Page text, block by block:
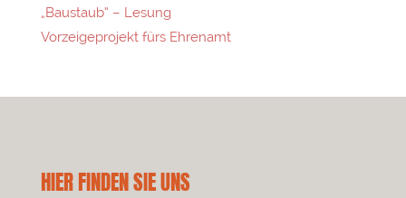
„Baustaub“ – Lesung
Vorzeigeprojekt fürs Ehrenamt
HIER FINDEN SIE UNS